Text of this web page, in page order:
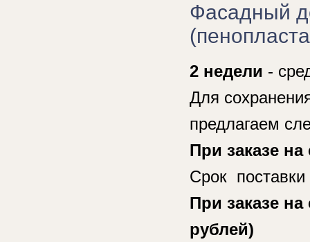
Фасадный
2 недели -
Для
предлагаем
При заказе
Срок
При заказе
рублей)